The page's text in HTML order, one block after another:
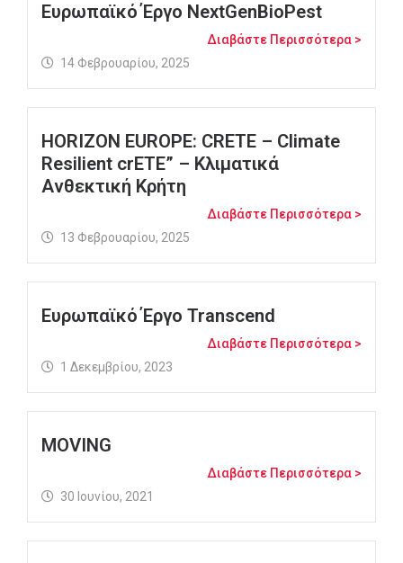
Ευρωπαϊκό Έργο NextGenBioPest
Διαβάστε Περισσότερα >
14 Φεβρουαρίου, 2025
HORIZON EUROPE: CRETE – Climate
Resilient crETE” – Κλιματικά
Ανθεκτική Κρήτη
Διαβάστε Περισσότερα >
13 Φεβρουαρίου, 2025
Ευρωπαϊκό Έργο Transcend
Διαβάστε Περισσότερα >
1 Δεκεμβρίου, 2023
MOVING
Διαβάστε Περισσότερα >
30 Ιουνίου, 2021